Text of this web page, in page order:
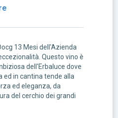
13 Mesi dell'Azienda
Questo vino è
dell'Erbaluce dove
ed in cantina tende alla
ed eleganza, da
del cerchio dei grandi